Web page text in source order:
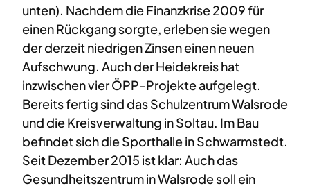
unten). Nachdem die Finanzkrise 2009 für
einen Rückgang sorgte, erleben sie wegen
der derzeit niedrigen Zinsen einen neuen
Aufschwung. Auch der Heidekreis hat
inzwischen vier ÖPP-Projekte aufgelegt.
Bereits fertig sind das Schulzentrum Walsrode
und die Kreisverwaltung in Soltau. Im Bau
befindet sich die Sporthalle in Schwarmstedt.
Seit Dezember 2015 ist klar: Auch das
Gesundheitszentrum in Walsrode soll ein